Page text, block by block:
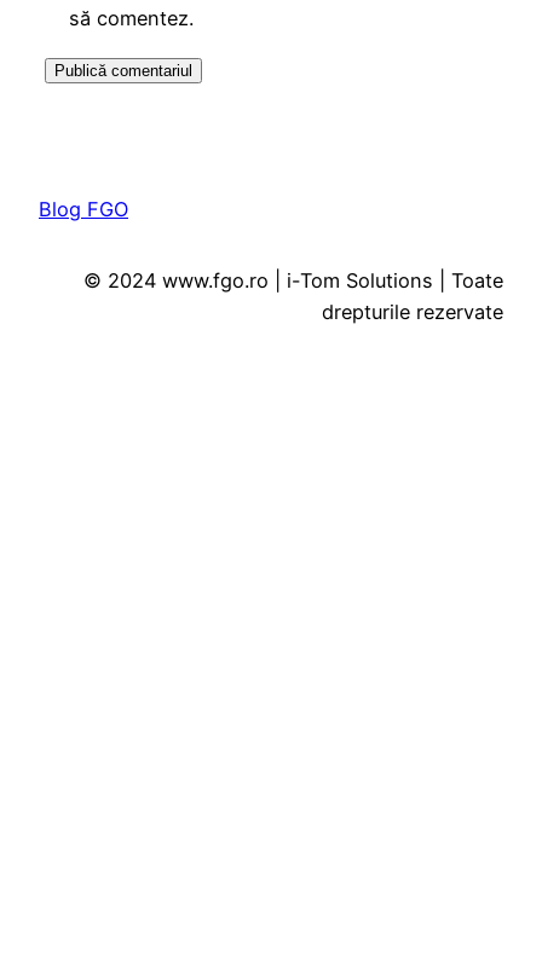
să comentez.
Blog FGO
© 2024 www.fgo.ro | i-Tom Solutions | Toate
drepturile rezervate